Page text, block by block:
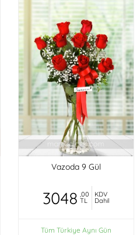
Vazoda 9 Gül
3048 ,00
TL
KDV
Dahil
Tüm Türkiye Aynı Gün